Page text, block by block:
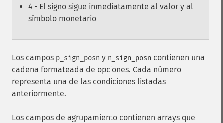
4 - El signo sigue inmediatamente al valor y al
símbolo monetario
Los campos p_sign_posn y n_sign_posn contienen una
cadena formateada de opciones. Cada número
representa una de las condiciones listadas
anteriormente.
Los campos de agrupamiento contienen arrays que